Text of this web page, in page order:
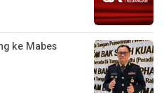
ke Mabes